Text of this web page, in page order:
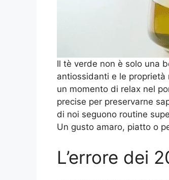
Il tè verde non è solo una
antiossidanti e le
un momento di relax nel
precise per preservarne
di noi seguono routine
Un gusto amaro, piatto o
L’errore dei